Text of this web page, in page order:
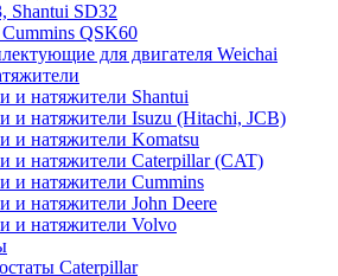
Shantui SD32
QSK60
для двигателя Weichai
и натяжители Shantui
и натяжители Isuzu (Hitachi, JCB)
и натяжители Komatsu
и натяжители Caterpillar (CAT)
и натяжители Cummins
и натяжители John Deere
и натяжители Volvo
Caterpillar